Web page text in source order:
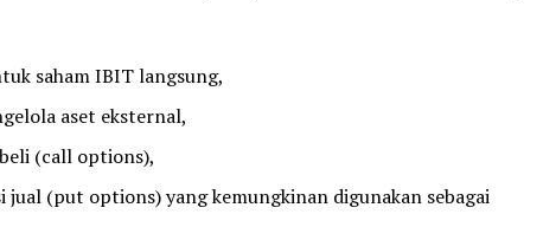
saham IBIT langsung,
aset eksternal,
(call options),
jual (put options) yang kemungkinan digunakan sebagai